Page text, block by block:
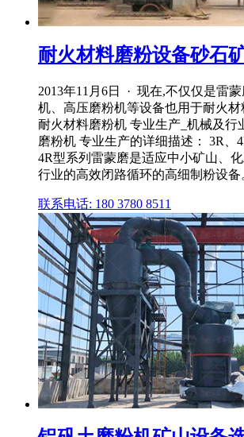
耐火材料磨粉设备砂石
2013年11月6日 · 现在,不仅仅是雷
机、高压磨粉机等设备也用于耐火材
耐火材料磨粉机 专业生产_机械及行
磨粉机 专业生产的详细描述： 3R、
4R型系列雷蒙磨是适应中小矿山、
行业的高效闭路循环的高细制粉设备
联系电话: 180 3780 8511